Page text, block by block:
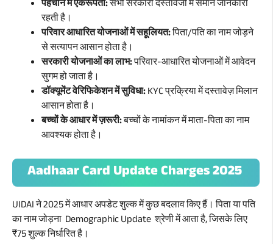
पहचान में एकरूपता:सभी सरकारी दस्तावेजों में समान जानकारी
रहती है।
परिवार आधारित योजनाओं में सहूलियत:पिता/पति का नाम जोड़ने
से सत्यापन आसान होता है।
सरकारी योजनाओं का लाभ:परिवार-आधारित योजनाओं में आवेदन
सुगम हो जाता है।
डॉक्यूमेंट वेरिफिकेशन में सुविधा:KYC प्रक्रिया में दस्तावेज़ मिलान
आसान होता है।
बच्चों के आधार में ज़रूरी:बच्चों के नामांकन में माता-पिता का नाम
आवश्यक होता है।
Aadhaar Card Update Charges 2025
UIDAI ने 2025 में आधार अपडेट शुल्क में कुछ बदलाव किए हैं। पिता या पति
का नाम जोड़ना Demographic Update श्रेणी में आता है, जिसके लिए
₹75 शुल्क निर्धारित है।